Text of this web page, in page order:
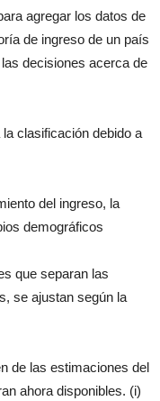
agregar los datos de
de ingreso de un país
decisiones acerca de
clasificación debido a
del ingreso, la
demográficos
que separan las
se ajustan según la
de las estimaciones del
ahora disponibles. (i)